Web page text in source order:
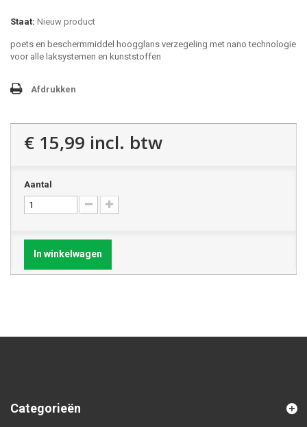
Staat: Nieuw product
poets en beschermmiddel hoogglans verzegeling met nano technologie
voor alle laksystemen en kunststoffen
Afdrukken
€ 15,99 incl. btw
Aantal
In winkelwagen
Categorieën